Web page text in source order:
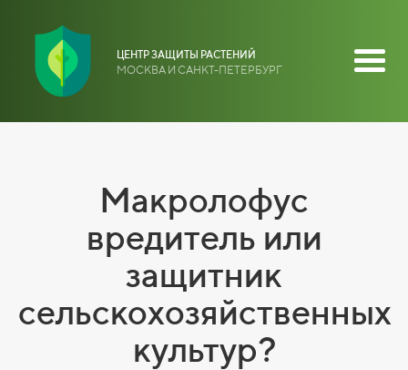
ЦЕНТР ЗАЩИТЫ РАСТЕНИЙ
МОСКВА И САНКТ-ПЕТЕРБУРГ
Макролофус
вредитель или
защитник
сельскохозяйственных
культур?